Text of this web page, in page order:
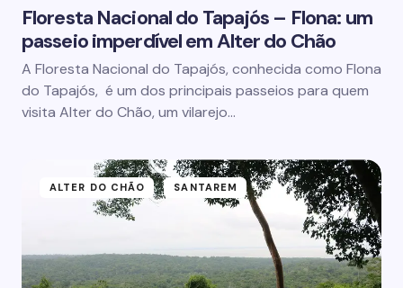
Floresta Nacional do Tapajós – Flona: um
passeio imperdível em Alter do Chão
A Floresta Nacional do Tapajós, conhecida como Flona
do Tapajós, é um dos principais passeios para quem
visita Alter do Chão, um vilarejo…
ALTER DO CHÃO SANTAREM